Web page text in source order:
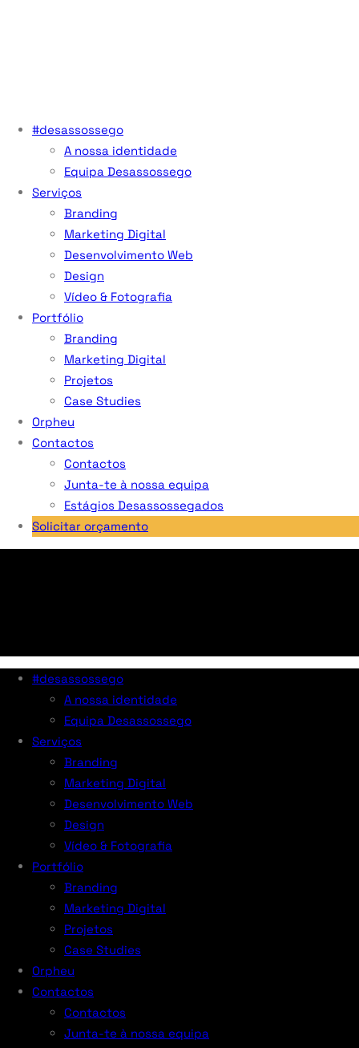
#desassossego
A nossa identidade
Equipa Desassossego
Serviços
Branding
Marketing Digital
Desenvolvimento Web
Design
Vídeo & Fotografia
Portfólio
Branding
Marketing Digital
Projetos
Case Studies
Orpheu
Contactos
Contactos
Junta-te à nossa equipa
Estágios Desassossegados
Solicitar orçamento
#desassossego
A nossa identidade
Equipa Desassossego
Serviços
Branding
Marketing Digital
Desenvolvimento Web
Design
Vídeo & Fotografia
Portfólio
Branding
Marketing Digital
Projetos
Case Studies
Orpheu
Contactos
Contactos
Junta-te à nossa equipa